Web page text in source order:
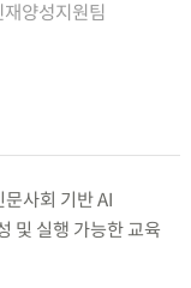
양성지원팀
사회 기반 AI
및 실행 가능한 교육